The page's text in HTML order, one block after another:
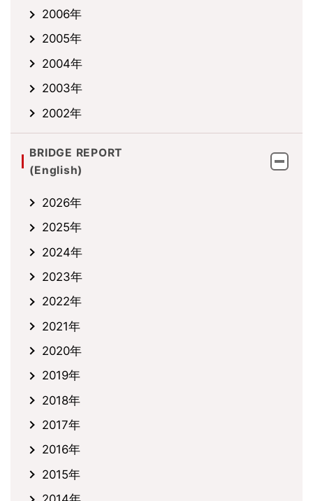
2006年
2005年
2004年
2003年
2002年
BRIDGE REPORT
(English)
2026年
2025年
2024年
2023年
2022年
2021年
2020年
2019年
2018年
2017年
2016年
2015年